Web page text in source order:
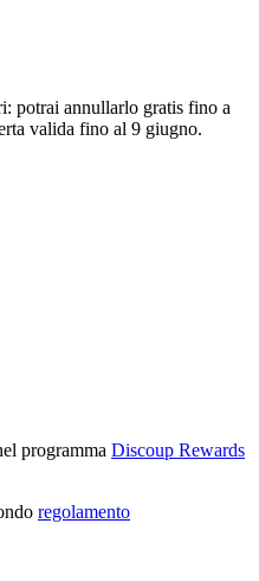
potrai annullarlo gratis fino a
valida fino al 9 giugno.
programma Discoup Rewards
regolamento